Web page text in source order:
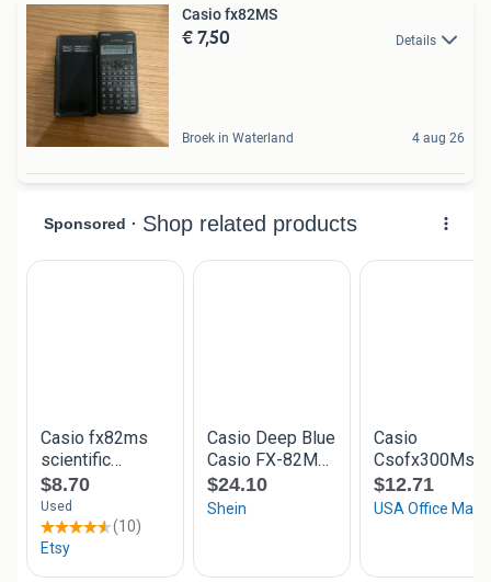
Casio fx82MS
€ 7,50 Details
Broek in Waterland 4 aug 26